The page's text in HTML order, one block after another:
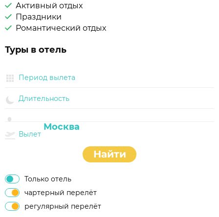
Активный отдых
Праздники
Романтический отдых
Туры в отель
Период вылета
Длительность
Вылет
Найти
Только отель
чартерный перелёт
регулярный перелёт